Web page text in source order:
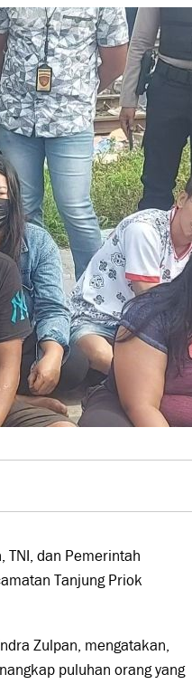
TNI, dan Pemerintah
Tanjung Priok
Zulpan, mengatakan,
puluhan orang yang